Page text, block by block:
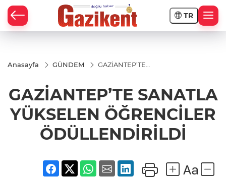
TR
Anasayfa GÜNDEM
GAZİANTEP’TE
ÖĞRENCİLER
ÖDÜLLENDİRİLDİ
GAZİANTEP’TE SANATLA
YÜKSELEN ÖĞRENCİLER
ÖDÜLLENDİRİLDİ